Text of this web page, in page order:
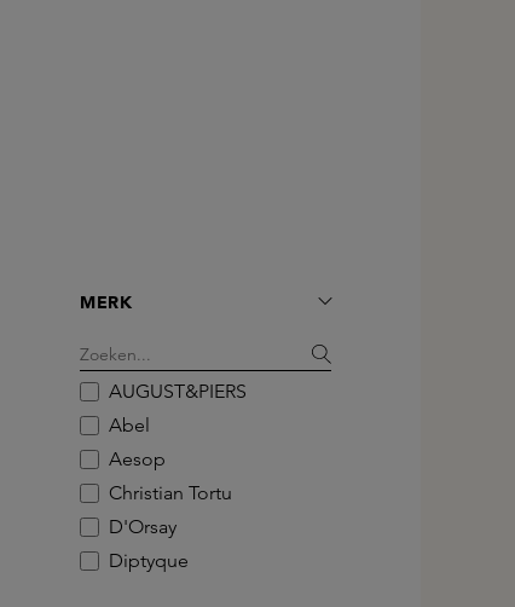
MERK
AUGUST&PIERS
Abel
Aesop
Christian Tortu
D'Orsay
Diptyque